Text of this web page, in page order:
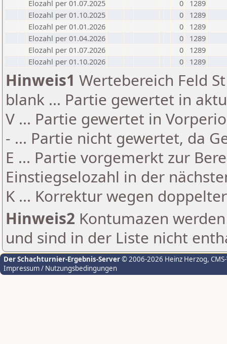
Elozahl per 01.07.2025
0
1289
Elozahl per 01.10.2025
0
1289
Elozahl per 01.01.2026
0
1289
Elozahl per 01.04.2026
0
1289
Elozahl per 01.07.2026
0
1289
Elozahl per 01.10.2026
0 1289
Hinweis1 Wertebereich Feld
blank ... Partie gewertet in
V ... Partie gewertet in
- ... Partie nicht gewertet, da
E ... Partie vorgemerkt zur
Einstiegselozahl in der
K ... Korrektur wegen
Hinweis2 Kontumazen
und sind in der Liste nicht
Der Schachturnier-Ergebnis-Server© 2006-2026 Heinz Herzog,
Impressum / Nutzungsbedingungen